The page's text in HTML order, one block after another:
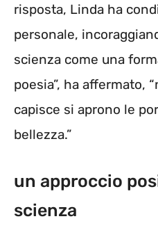
risposta, Linda ha
personale,
scienza come una
poesia”, ha affermato,
capisce si aprono le
bellezza.”
un approccio
scienza